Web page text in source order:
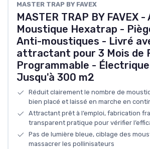
MASTER TRAP BY FAVEX
MASTER TRAP BY FAVEX
Moustique Hexatrap -
Anti-moustiques - Livré
attractant pour 3 Mois de
Programmable -
Jusqu'à 300 m2
Réduit clairement le nombre de
bien placé et laissé en marche en
Attractant prêt à l’emploi, fabrication
transparent pratique pour vérifier
Pas de lumière bleue, ciblage des
massacrer les pollinisateurs